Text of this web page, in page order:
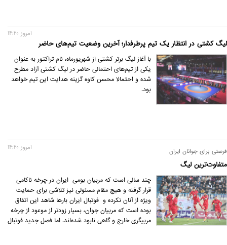
لیگ کشتی در انتظار یک تیم پرطرفدار؛ آخرین وضعیت تیم‌های حاضر
امروز 14:20
با آغاز لیگ برتر کشتی از شهریورماه، نام تراکتور به عنوان
یکی از تیم‌های احتمالی حاضر در لیگ کشتی آزاد مطرح
شده و احتمالا محسن کاوه گزینه هدایت این تیم خواهد
بود.
فرصتی برای جوانان ایران
متفاوت‌ترین لیگ
امروز 14:20
چند سالی است که مربیان بومی ایران در چرخه ناکامی
قرار گرفته و هیچ مقام مسئولی نیز تلاشی برای حمایت
ویژه از آنان نکرده و فوتبال ایران بارها شاهد این اتفاق
بوده است که مربیان جوان، بسیار زودتر از موعود از چرخه
مربیگری خارج و گاهی نابود شده‌اند. اما فصل جدید فوتبال